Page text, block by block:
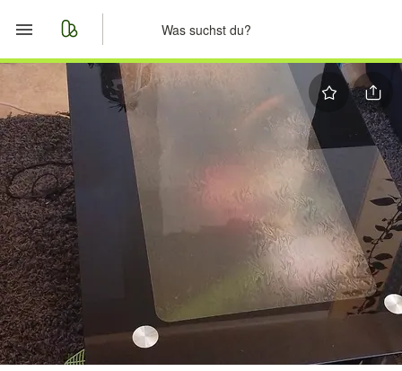
Start
Merkliste
Nachrichten
Anzeige aufgeben